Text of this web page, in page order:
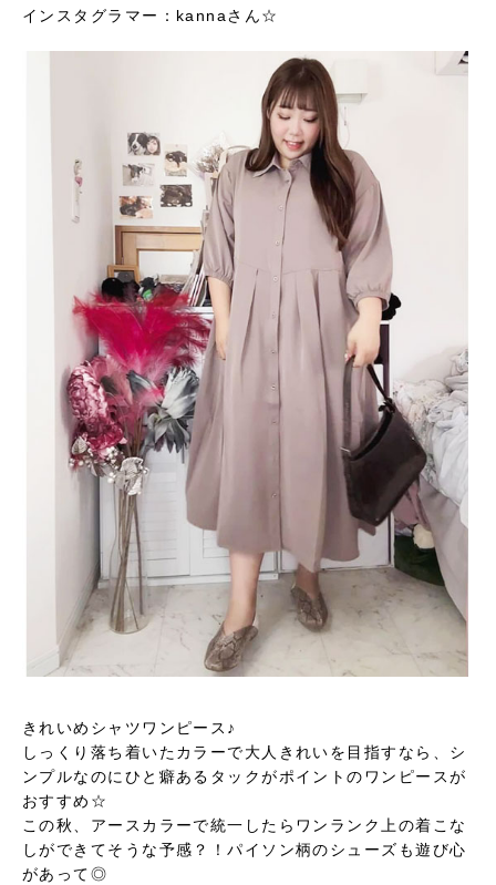
インスタグラマー：kannaさん☆
きれいめシャツワンピース♪
しっくり落ち着いたカラーで大人きれいを目指すなら、シ
ンプルなのにひと癖あるタックがポイントのワンピースが
おすすめ☆
この秋、アースカラーで統一したらワンランク上の着こな
しができてそうな予感？！パイソン柄のシューズも遊び心
があって◎